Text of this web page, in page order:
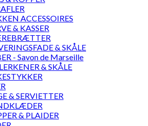
ACCESSOIRES
& KASSER
& SKÅLE
- Savon de Marseille
& SKÅLE
& SERVIETTER
& PLAIDER